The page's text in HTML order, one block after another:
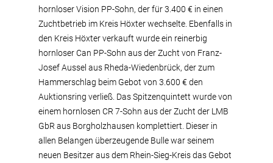
hornloser Vision PP-Sohn, der für 3.400 € in einen
Zuchtbetrieb im Kreis Höxter wechselte. Ebenfalls in
den Kreis Höxter verkauft wurde ein reinerbig
hornloser Can PP-Sohn aus der Zucht von Franz-
Josef Aussel aus Rheda-Wiedenbrück, der zum
Hammerschlag beim Gebot von 3.600 € den
Auktionsring verließ. Das Spitzenquintett wurde von
einem hornlosen CR 7-Sohn aus der Zucht der LMB
GbR aus Borgholzhausen komplettiert. Dieser in
allen Belangen überzeugende Bulle war seinem
neuen Besitzer aus dem Rhein-Sieg-Kreis das Gebot